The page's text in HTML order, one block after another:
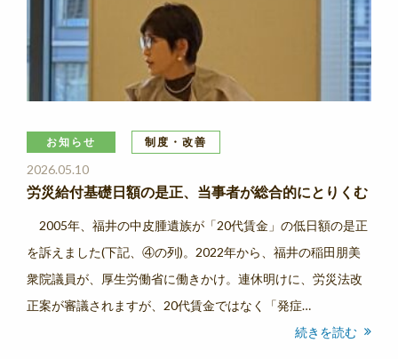
お知らせ 制度・改善
2026.05.10
労災給付基礎日額の是正、当事者が総合的にとりくむ
2005年、福井の中皮腫遺族が「20代賃金」の低日額の是正
を訴えました(下記、④の列)。2022年から、福井の稲田朋美
衆院議員が、厚生労働省に働きかけ。連休明けに、労災法改
正案が審議されますが、20代賃金ではなく「発症…
続きを読む